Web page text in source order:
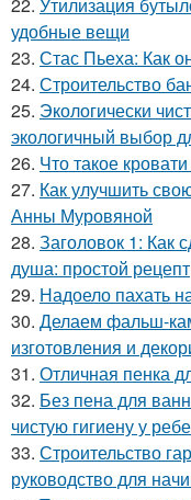
удобные вещи
23. Стас Пьеха: Как
24. Строительство
25. Экологически
экологичный выбор
26. Что такое
27. Как улучшить
Анны Муровяной
28. Заголовок 1: Как
душа: простой рецепт
29. Надоело пахать
30. Делаем фальш-
изготовления и
31. Отличная пенка
32. Без пена для
чистую гигиену у
33. Строительство
руководство для